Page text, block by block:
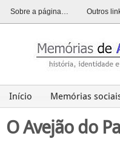
Sobre a página… Outros
Início Memórias
Alvalade
Opinião
O Avejão do